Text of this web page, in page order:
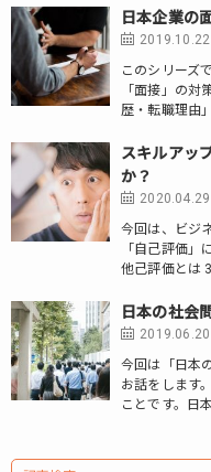
日本企業の
2019.10.22
このシリーズ
「面接」の対
歴・転職理由
スキルアッ
か？
2020.04.29
今回は、ビジ
「自己評価」
他己評価とは
日本の社会
2019.06.20
今回は「日本
お話をします
ことです。日